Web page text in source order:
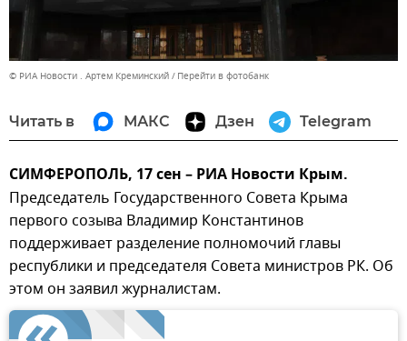
© РИА Новости . Артем Креминский Перейти в фотобанк
Читать в МАКС Дзен Telegram
СИМФЕРОПОЛЬ, 17 сен – РИА Новости Крым.
Председатель Государственного Совета Крыма
первого созыва Владимир Константинов
поддерживает разделение полномочий главы
республики и председателя Совета министров РК. Об
этом он заявил журналистам.